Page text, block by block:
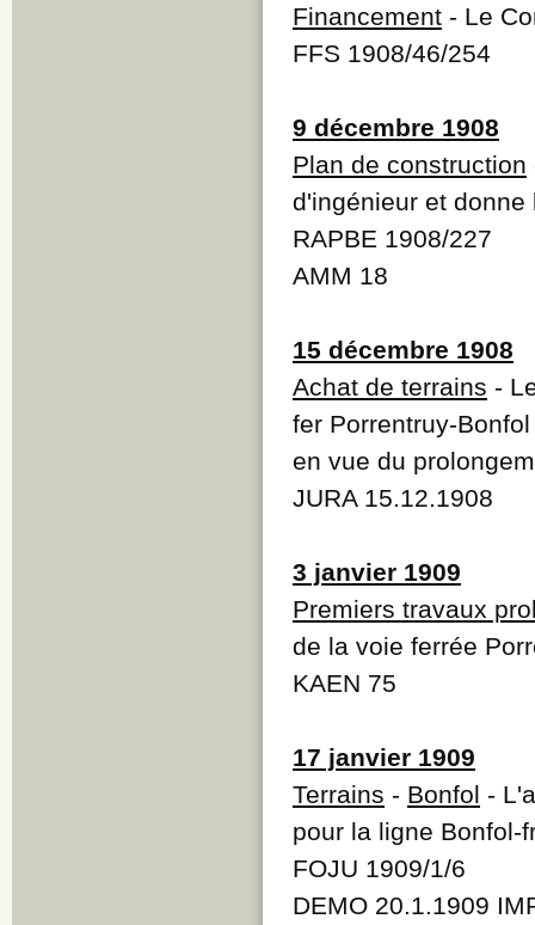
Financement - Le
FFS 1908/46/254
9 décembre 1908
Plan de construction
d'ingénieur et
RAPBE 1908/227
AMM 18
15 décembre 1908
Achat de terrains -
fer Porrentruy-
en vue du
JURA 15.12.1908
3 janvier 1909
Premiers travaux
de la voie ferrée
KAEN 75
17 janvier 1909
Terrains - Bonfol -
pour la ligne Bonfol-
FOJU 1909/1/6
DEMO 20.1.1909